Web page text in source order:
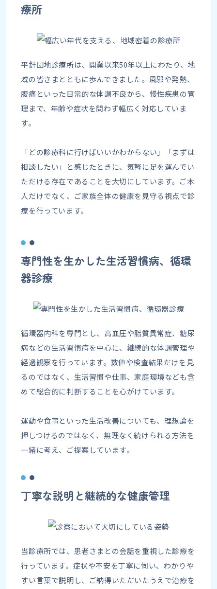
療所
平針団地診療所は、開業以来50年以上にわたり、地
域の皆さまとともに歩んできました。風邪や発熱、
腹痛といった日常的な体調不良から、慢性疾患の管
理まで、年齢や症状を問わず幅広く対応していま
す。
「どの診療科に行けばいいかわからない」「まずは
相談したい」と感じたときに、気軽に足を運んでい
ただける存在であることを大切にしています。ご本
人だけでなく、ご家族全体の健康を見守る視点で診
療を行っています。
専門性を生かした生活習慣病、循環
器診療
循環器内科を専門とし、高血圧や脂質異常症、糖尿
病などの生活習慣病を中心に、継続的な体調管理や
経過観察を行っています。数値や検査結果だけを見
るのではなく、生活習慣や仕事、家庭環境なども含
めて総合的に判断することを心がけています。
運動や食事といった生活改善についても、理想論を
押しつけるのではなく、無理なく続けられる方法を
一緒に考え、ご提案しています。
丁寧な説明と継続的な健康管理
当診療所では、患者さまとの会話を重視した診療を
行っています。症状や不安を丁寧に伺い、わかりや
すい言葉で説明し、ご納得いただいたうえで治療を